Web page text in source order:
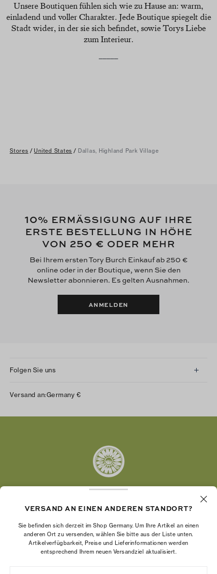
Unsere Boutiquen fühlen sich wie zu Hause an: warm,
einladend und voller Charakter. Jede Boutique spiegelt die
Stadt wider, in der sie sich befindet, sowie Torys Liebe
zum Interieur.
Stores / United States / Dallas, Highland Park Village
10% ERMÄSSIGUNG AUF IHRE
ERSTE BESTELLUNG IN HÖHE
VON 250 € ODER MEHR
Bei Ihrem ersten Tory Burch Einkauf ab 250 €
online oder in der Boutique, wenn Sie den
Newsletter abonnieren. Es gelten Ausnahmen.
ANMELDEN
Folgen Sie uns
Twitter
Versand an:Germany €
Die Tory Burch Foundation stärkt die
Unternehmerinnen dabei unterstützt, ein starkes
und beständiges Unternehmen aufzubauen.
VERSAND AN EINEN ANDEREN STANDORT?
Sie befinden sich derzeit im Shop Germany. Um Ihre Artikel an einen
anderen Ort zu versenden, wählen Sie bitte aus der Liste unten.
Artikelverfügbarkeit, Preise und Lieferinformationen werden
entsprechend Ihrem neuen Versandziel aktualisiert.